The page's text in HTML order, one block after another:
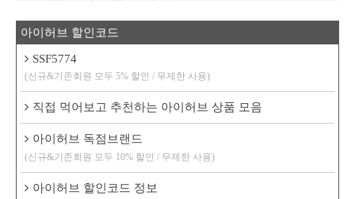
아이허브 할인코드
SSF5774
(신규&기존회원 모두 5% 할인 / 무제한 사용)
직접 먹어보고 추천하는 아이허브 상품 모음
아이허브 독점브랜드
(신규&기존회원 모두 10% 할인 / 무제한 사용)
아이허브 할인코드 정보